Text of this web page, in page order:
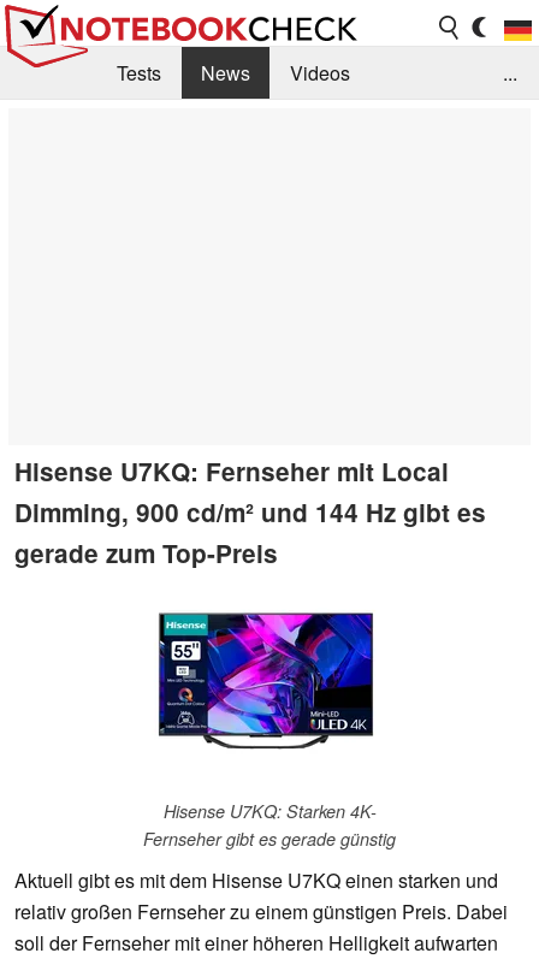
Tests News
Videos
...
Hisense U7KQ: Fernseher mit Local
Dimming, 900 cd/m² und 144 Hz gibt es
gerade zum Top-Preis
Hisense U7KQ: Starken 4K-
Fernseher gibt es gerade günstig
Aktuell gibt es mit dem Hisense U7KQ einen starken und
relativ großen Fernseher zu einem günstigen Preis. Dabei
soll der Fernseher mit einer höheren Helligkeit aufwarten